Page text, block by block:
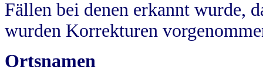
Fällen bei denen erkannt wurde,
wurden Korrekturen
Ortsnamen